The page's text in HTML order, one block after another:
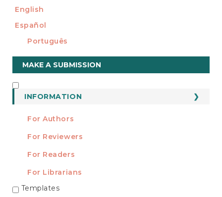
English
Español
Português
Make
a
Submission
MAKE A SUBMISSION
INFORMATION
For Authors
For Reviewers
For Readers
For Librarians
TEMPLATES
Templates